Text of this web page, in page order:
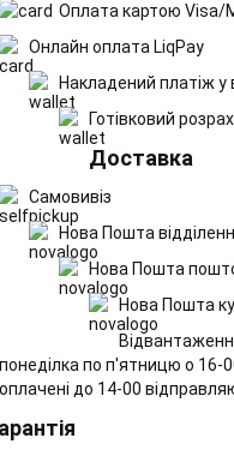
Оплата картою Visa/
Онлайн оплата LiqPay
Накладений платіж у
Готівковий
Доставка
Самовивіз
Нова Пошта
Нова Пошта
Нова Пошта
понеділка по п'ятницю о 16-
оплачені до 14-00